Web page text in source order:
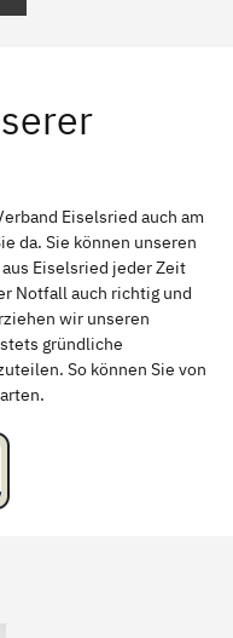
Bamberg
Passau
Mittelfranken
Eiselsried auch am
da. Sie können unseren
Eiselsried jeder Zeit
Notfall auch richtig und
wir unseren
gründliche
So können Sie von